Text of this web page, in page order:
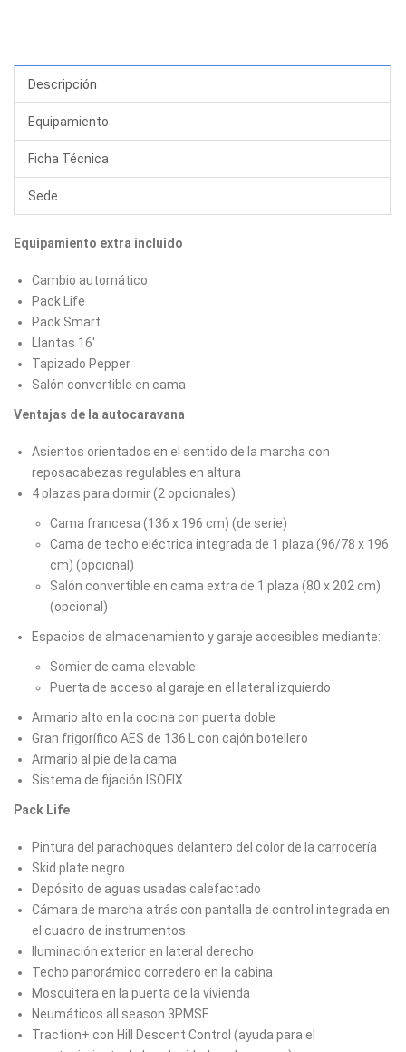
Descripción
Equipamiento
Ficha Técnica
Sede
Equipamiento extra incluido
Cambio automático
Pack Life
Pack Smart
Llantas 16'
Tapizado Pepper
Salón convertible en cama
Ventajas de la autocaravana
Asientos orientados en el sentido de la marcha con
reposacabezas regulables en altura
4 plazas para dormir (2 opcionales):
Cama francesa (136 x 196 cm) (de serie)
Cama de techo eléctrica integrada de 1 plaza (96/78 x 196
cm) (opcional)
Salón convertible en cama extra de 1 plaza (80 x 202 cm)
(opcional)
Espacios de almacenamiento y garaje accesibles mediante:
Somier de cama elevable
Puerta de acceso al garaje en el lateral izquierdo
Armario alto en la cocina con puerta doble
Gran frigorífico AES de 136 L con cajón botellero
Armario al pie de la cama
Sistema de fijación ISOFIX
Pack Life
Pintura del parachoques delantero del color de la carrocería
Skid plate negro
Depósito de aguas usadas calefactado
Cámara de marcha atrás con pantalla de control integrada en
el cuadro de instrumentos
Iluminación exterior en lateral derecho
Techo panorámico corredero en la cabina
Mosquitera en la puerta de la vivienda
Neumáticos all season 3PMSF
Traction+ con Hill Descent Control (ayuda para el